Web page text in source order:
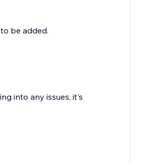
be added.
into any issues, it's